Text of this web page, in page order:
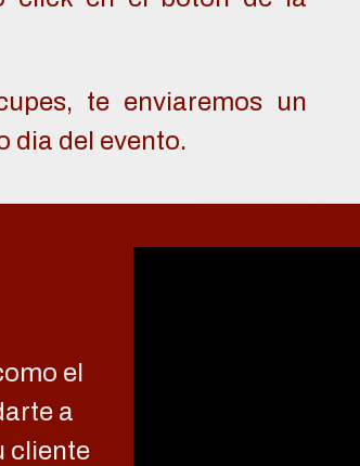
te enviaremos un
dia del evento.
el
a
cliente